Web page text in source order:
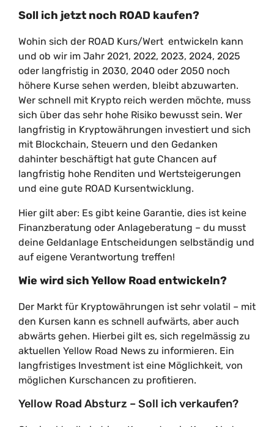
Soll ich jetzt noch ROAD kaufen?
Wohin sich der ROAD Kurs/Wert entwickeln kann
und ob wir im Jahr 2021, 2022, 2023, 2024, 2025
oder langfristig in 2030, 2040 oder 2050 noch
höhere Kurse sehen werden, bleibt abzuwarten.
Wer schnell mit Krypto reich werden möchte, muss
sich über das sehr hohe Risiko bewusst sein. Wer
langfristig in Kryptowährungen investiert und sich
mit Blockchain, Steuern und den Gedanken
dahinter beschäftigt hat gute Chancen auf
langfristig hohe Renditen und Wertsteigerungen
und eine gute ROAD Kursentwicklung.
Hier gilt aber: Es gibt keine Garantie, dies ist keine
Finanzberatung oder Anlageberatung – du musst
deine Geldanlage Entscheidungen selbständig und
auf eigene Verantwortung treffen!
Wie wird sich Yellow Road entwickeln?
Der Markt für Kryptowährungen ist sehr volatil – mit
den Kursen kann es schnell aufwärts, aber auch
abwärts gehen. Hierbei gilt es, sich regelmässig zu
aktuellen Yellow Road News zu informieren. Ein
langfristiges Investment ist eine Möglichkeit, von
möglichen Kurschancen zu profitieren.
Yellow Road Absturz – Soll ich verkaufen?